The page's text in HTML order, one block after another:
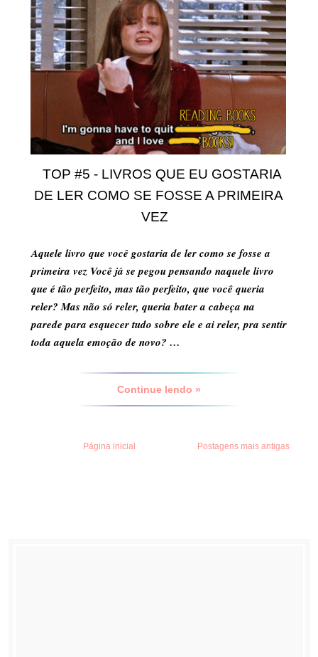
TOP #5 - LIVROS QUE EU GOSTARIA
DE LER COMO SE FOSSE A PRIMEIRA
VEZ
Aquele livro que vocêgostaria de ler como se fosse a
primeira vez Você já se pegou pensando naquele livro
que é tão perfeito, mas tão perfeito, que você queria
reler? Mas não só reler, queria bater a cabeça na
parede para esquecer tudo sobre ele e ai reler, pra sentir
toda aquela emoção de novo? …
Continue lendo »
Postagens mais antigas
Página inicial